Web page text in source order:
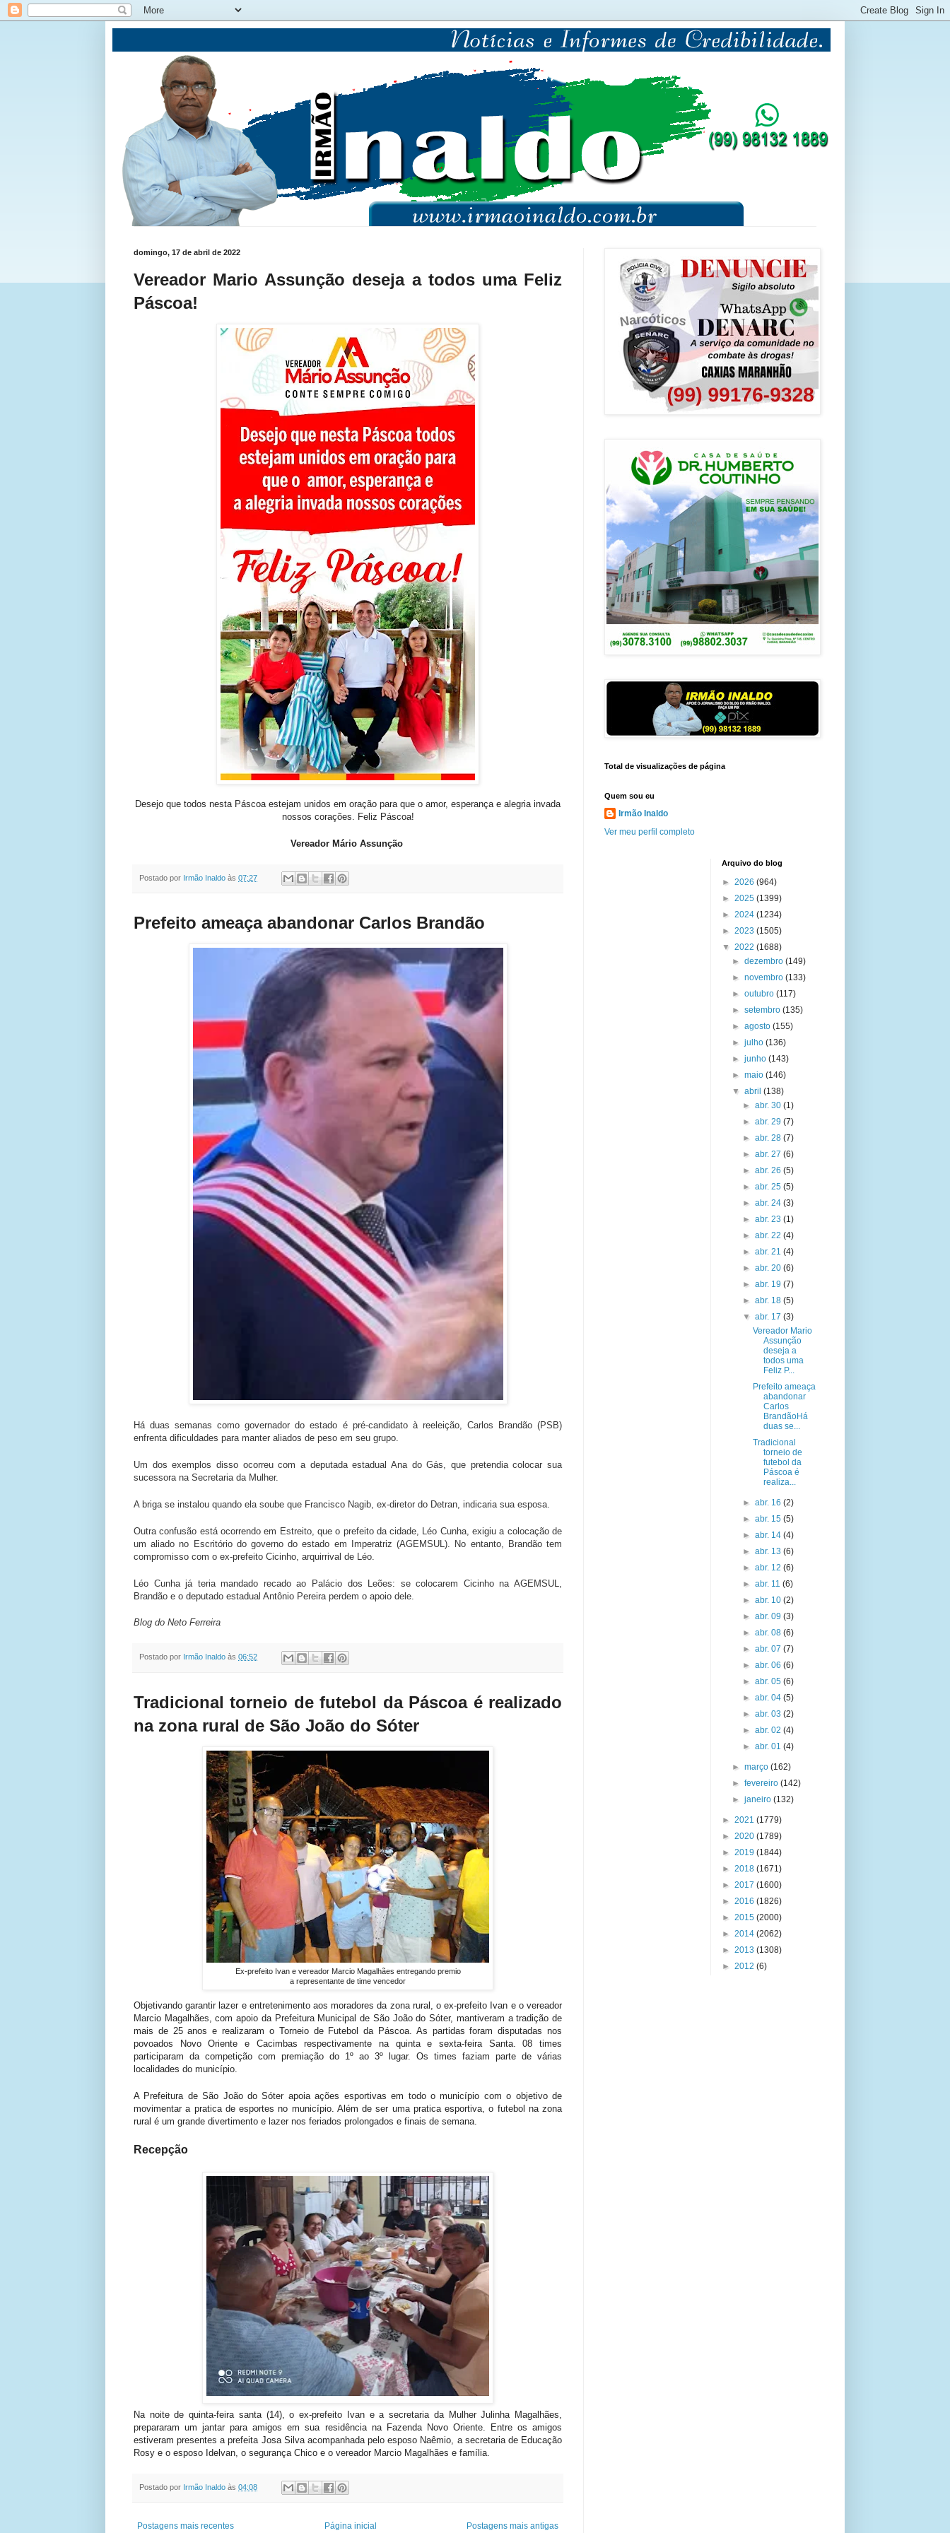
domingo, 17 de abril de 2022
Vereador Mario Assunção deseja a todos uma Feliz
Páscoa!
Desejo que todos nesta Páscoa estejam unidos em oração para que o amor, esperança e alegria invada
nossos corações. Feliz Páscoa!
Vereador Mário Assunção
Postado por Irmão Inaldo às 07:27
Prefeito ameaça abandonar Carlos Brandão
Há duas semanas como governador do estado é pré-candidato à reeleição, Carlos Brandão (PSB)
enfrenta dificuldades para manter aliados de peso em seu grupo.
Um dos exemplos disso ocorreu com a deputada estadual Ana do Gás, que pretendia colocar sua
sucessora na Secretaria da Mulher.
A briga se instalou quando ela soube que Francisco Nagib, ex-diretor do Detran, indicaria sua esposa.
Outra confusão está ocorrendo em Estreito, que o prefeito da cidade, Léo Cunha, exigiu a colocação de
um aliado no Escritório do governo do estado em Imperatriz (AGEMSUL). No entanto, Brandão tem
compromisso com o ex-prefeito Cicinho, arquirrival de Léo.
Léo Cunha já teria mandado recado ao Palácio dos Leões: se colocarem Cicinho na AGEMSUL,
Brandão e o deputado estadual Antônio Pereira perdem o apoio dele.
Blog do Neto Ferreira
Postado por Irmão Inaldo às 06:52
Tradicional torneio de futebol da Páscoa é realizado
na zona rural de São João do Sóter
Ex-prefeito Ivan e vereador Marcio Magalhães entregando premio
a representante de time vencedor
Objetivando garantir lazer e entretenimento aos moradores da zona rural, o ex-prefeito Ivan e o vereador
Marcio Magalhães, com apoio da Prefeitura Municipal de São João do Sóter, mantiveram a tradição de
mais de 25 anos e realizaram o Torneio de Futebol da Páscoa. As partidas foram disputadas nos
povoados Novo Oriente e Cacimbas respectivamente na quinta e sexta-feira Santa. 08 times
participaram da competição com premiação do 1º ao 3º lugar. Os times faziam parte de várias
localidades do município.
A Prefeitura de São João do Sóter apoia ações esportivas em todo o município com o objetivo de
movimentar a pratica de esportes no município. Além de ser uma pratica esportiva, o futebol na zona
rural é um grande divertimento e lazer nos feriados prolongados e finais de semana.
Recepção
Na noite de quinta-feira santa (14), o ex-prefeito Ivan e a secretaria da Mulher Julinha Magalhães,
prepararam um jantar para amigos em sua residência na Fazenda Novo Oriente. Entre os amigos
estiveram presentes a prefeita Josa Silva acompanhada pelo esposo Naêmio, a secretaria de Educação
Rosy e o esposo Idelvan, o segurança Chico e o vereador Marcio Magalhães e família.
Postado por Irmão Inaldo às 04:08
Postagens mais recentes Postagens mais antigas
Página inicial
Total de visualizações de página
Quem sou eu
Irmão Inaldo
Ver meu perfil completo
Arquivo do blog
► 2026 (964)
► 2025 (1399)
► 2024 (1234)
► 2023 (1505)
▼ 2022 (1688)
►dezembro(149)
►novembro(133)
►outubro(117)
►setembro(135)
►agosto(155)
►julho(136)
►junho(143)
►maio(146)
▼abril(138)
► abr. 30 (1)
► abr. 29 (7)
► abr. 28 (7)
► abr. 27 (6)
► abr. 26 (5)
► abr. 25 (5)
► abr. 24 (3)
► abr. 23 (1)
► abr. 22 (4)
► abr. 21 (4)
► abr. 20 (6)
► abr. 19 (7)
► abr. 18 (5)
▼ abr. 17 (3)
Vereador Mario
Assunção
deseja a
todos uma
Feliz P...
Prefeito ameaça
abandonar
Carlos
BrandãoHá
duas se...
Tradicional
torneio de
futebol da
Páscoa é
realiza...
► abr. 16 (2)
► abr. 15 (5)
► abr. 14 (4)
► abr. 13 (6)
► abr. 12 (6)
► abr. 11 (6)
► abr. 10 (2)
► abr. 09 (3)
► abr. 08 (6)
► abr. 07 (7)
► abr. 06 (6)
► abr. 05 (6)
► abr. 04 (5)
► abr. 03 (2)
► abr. 02 (4)
► abr. 01 (4)
►março(162)
►fevereiro(142)
►janeiro(132)
► 2021 (1779)
► 2020 (1789)
► 2019 (1844)
► 2018 (1671)
► 2017 (1600)
► 2016 (1826)
► 2015 (2000)
► 2014 (2062)
► 2013 (1308)
► 2012 (6)